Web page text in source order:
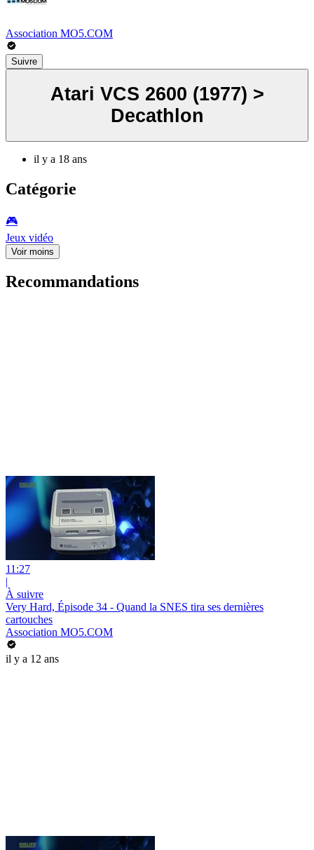
Association MO5.COM
Suivre
Atari VCS 2600 (1977) >
Decathlon
il y a 18 ans
Catégorie
🎮️
Jeux vidéo
Voir moins
Recommandations
11:27
|
À suivre
Very Hard, Épisode 34 - Quand la SNES tira ses dernières
cartouches
Association MO5.COM
il y a 12 ans